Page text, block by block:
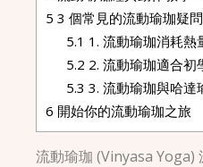
5 3 個常見的流動瑜珈疑問
5.1 1. 流動瑜珈消耗熱
5.2 2. 流動瑜珈適合初
5.3 3. 流動瑜珈與哈達
6 開始你的流動瑜珈之旅
流動瑜珈 (Vinyasa Yoga)